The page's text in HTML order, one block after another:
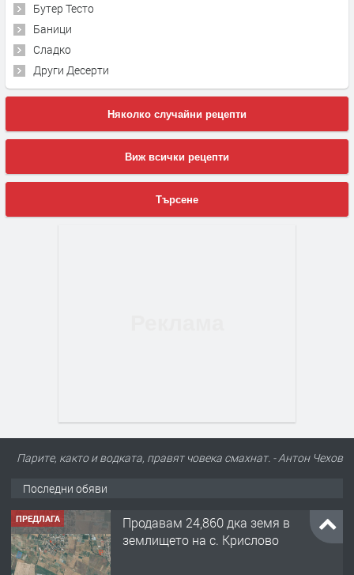
Бутер Тесто
Баници
Сладко
Други Десерти
Няколко случайни рецепти
Виж всички рецепти
Търсене
Парите, както и водката, правят човека смахнат. - Антон Чехов
Последни обяви
ПРЕДЛАГА
Продавам 24,860 дка земя в
землището на с. Крислово